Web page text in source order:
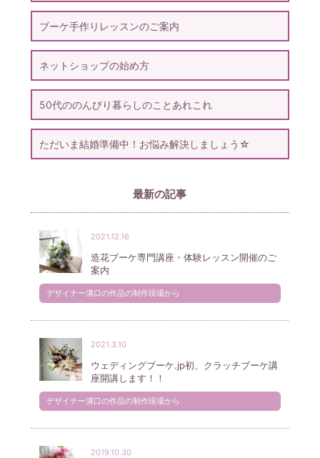
ブーケ手作りレッスンのご案内
ネットショップの始め方
50代ののんびり暮らしのことあれこれ
ただいま結婚準備中！お悩み解決しましょう☆
最新の記事
2021.12.16
造花ブーケ専門講座・体験レッスン開催のご
案内
デザイナー溝口の作品の制作現場から
2021.3.10
ウェディングブーケ.jp初、クラッチブーケ講
座開講します！！
デザイナー溝口の作品の制作現場から
2019.10.30